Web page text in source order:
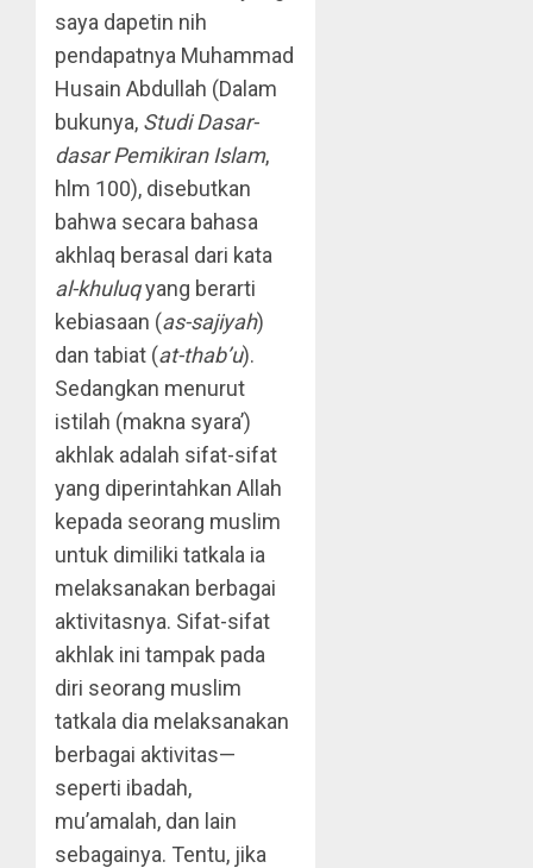
saya dapetin nih
pendapatnya Muhammad
Husain Abdullah (Dalam
bukunya, Studi Dasar-
dasar Pemikiran Islam,
hlm 100), disebutkan
bahwa secara bahasa
akhlaq berasal dari kata
al-khuluqyang berarti
kebiasaan (as-sajiyah)
dan tabiat (at-thab’u).
Sedangkan menurut
istilah (makna syara’)
akhlak adalah sifat-sifat
yang diperintahkan Allah
kepada seorang muslim
untuk dimiliki tatkala ia
melaksanakan berbagai
aktivitasnya. Sifat-sifat
akhlak ini tampak pada
diri seorang muslim
tatkala dia melaksanakan
berbagai aktivitas—
seperti ibadah,
mu’amalah, dan lain
sebagainya. Tentu, jika